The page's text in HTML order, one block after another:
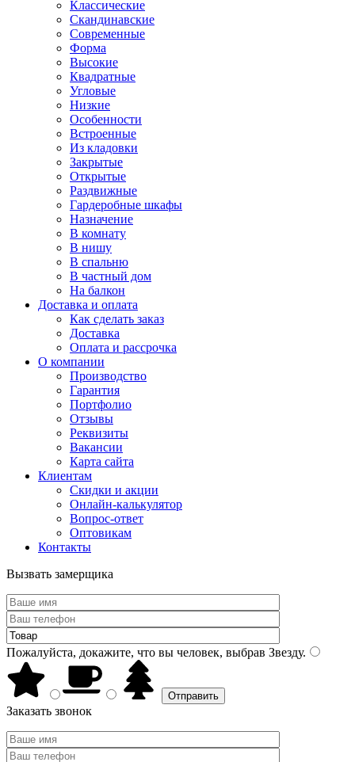
Классические
Скандинавские
Современные
Форма
Высокие
Квадратные
Угловые
Низкие
Особенности
Встроенные
Из кладовки
Закрытые
Открытые
Раздвижные
Гардеробные шкафы
Назначение
В комнату
В нишу
В спальню
В частный дом
На балкон
Доставка и оплата
Как сделать заказ
Доставка
Оплата и рассрочка
О компании
Производство
Гарантия
Портфолио
Отзывы
Реквизиты
Вакансии
Карта сайта
Клиентам
Скидки и акции
Онлайн-калькулятор
Вопрос-ответ
Оптовикам
Контакты
Вызвать замерщика
Пожалуйста, докажите, что вы человек, выбрав Звезду.
Заказать звонок